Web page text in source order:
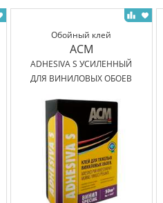
Обойный клей
ACM
ADHESIVA S УСИЛЕННЫЙ
ДЛЯ ВИНИЛОВЫХ ОБОЕВ